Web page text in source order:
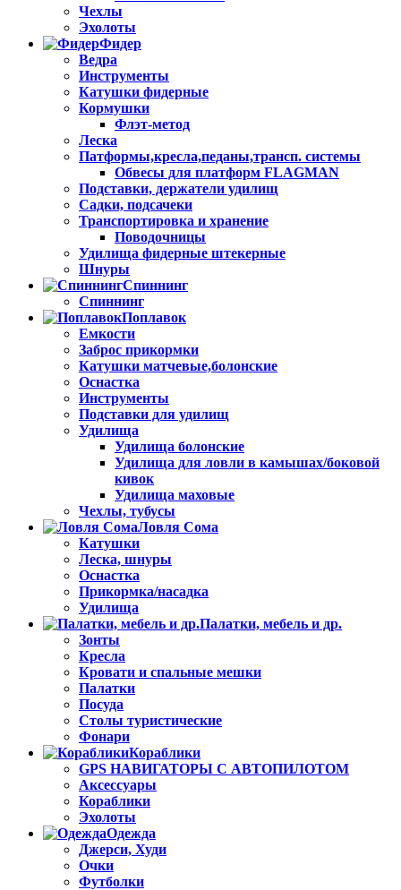
Чехлы
Эхолоты
Фидер
Ведра
Инструменты
Катушки фидерные
Кормушки
Флэт-метод
Леска
Патформы,кресла,педаны,трансп. системы
Обвесы для платформ FLAGMAN
Подставки, держатели удилищ
Садки, подсачеки
Транспортировка и хранение
Поводочницы
Удилища фидерные штекерные
Шнуры
Спиннинг
Спиннинг
Поплавок
Емкости
Заброс прикормки
Катушки матчевые,болонские
Оснастка
Инструменты
Подставки для удилищ
Удилища
Удилища болонские
Удилища для ловли в камышах/боковой
кивок
Удилища маховые
Чехлы, тубусы
Ловля Сома
Катушки
Леска, шнуры
Оснастка
Прикормка/насадка
Удилища
Палатки, мебель и др.
Зонты
Кресла
Кровати и спальные мешки
Палатки
Посуда
Столы туристические
Фонари
Кораблики
GPS НАВИГАТОРЫ С АВТОПИЛОТОМ
Аксессуары
Кораблики
Эхолоты
Одежда
Джерси, Худи
Очки
Футболки